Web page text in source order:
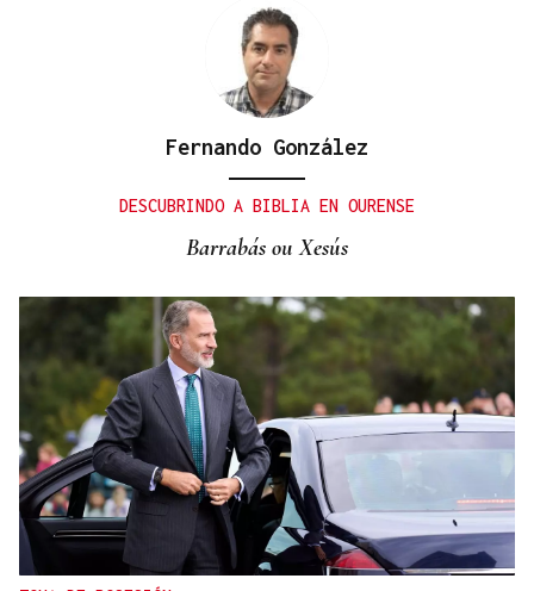
Fernando González
DESCUBRINDO A BIBLIA EN OURENSE
Barrabás ou Xesús